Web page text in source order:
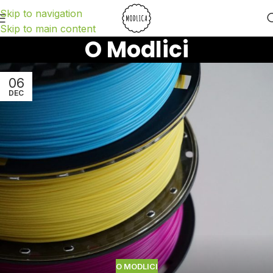
Skip to navigation
Skip to main content
O Modlici
06
DEC
O MODLICI